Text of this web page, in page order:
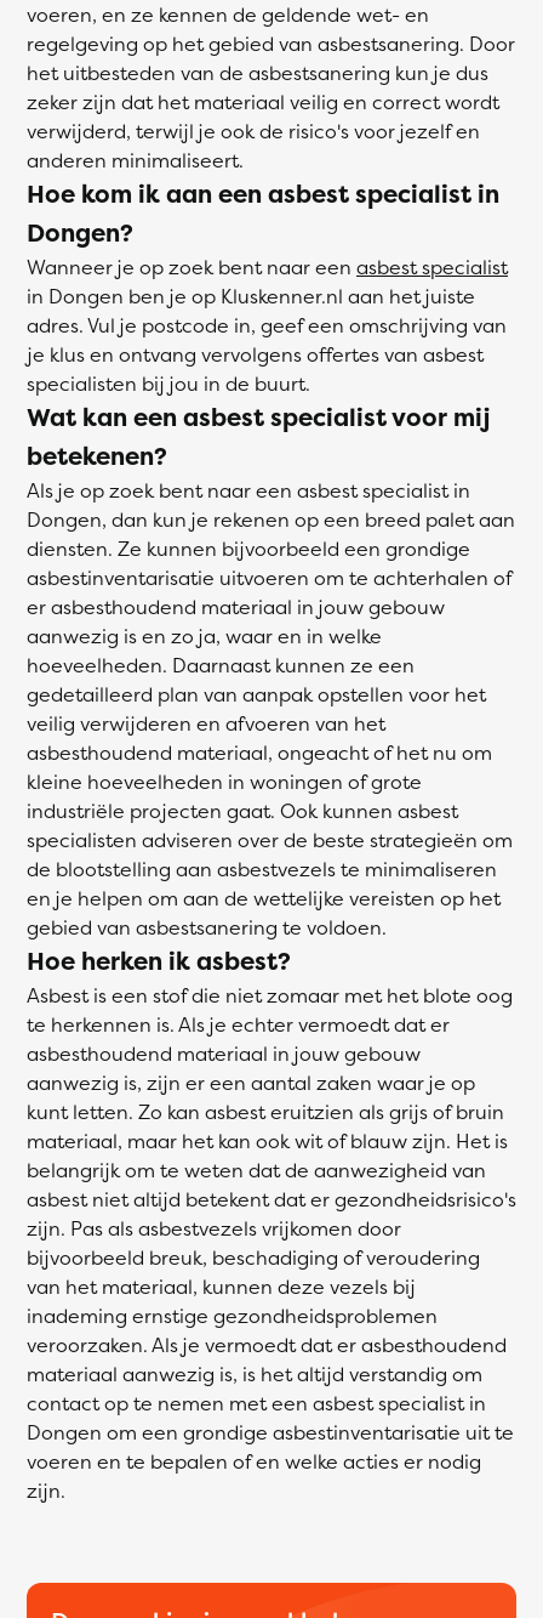
voeren, en ze kennen de geldende wet- en
regelgeving op het gebied van asbestsanering. Door
het uitbesteden van de asbestsanering kun je dus
zeker zijn dat het materiaal veilig en correct wordt
verwijderd, terwijl je ook de risico's voor jezelf en
anderen minimaliseert.
Hoe kom ik aan een asbest specialist in
Dongen?
Wanneer je op zoek bent naar een asbest specialist
in Dongen ben je op Kluskenner.nl aan het juiste
adres. Vul je postcode in, geef een omschrijving van
je klus en ontvang vervolgens offertes van asbest
specialisten bij jou in de buurt.
Wat kan een asbest specialist voor mij
betekenen?
Als je op zoek bent naar een asbest specialist in
Dongen, dan kun je rekenen op een breed palet aan
diensten. Ze kunnen bijvoorbeeld een grondige
asbestinventarisatie uitvoeren om te achterhalen of
er asbesthoudend materiaal in jouw gebouw
aanwezig is en zo ja, waar en in welke
hoeveelheden. Daarnaast kunnen ze een
gedetailleerd plan van aanpak opstellen voor het
veilig verwijderen en afvoeren van het
asbesthoudend materiaal, ongeacht of het nu om
kleine hoeveelheden in woningen of grote
industriële projecten gaat. Ook kunnen asbest
specialisten adviseren over de beste strategieën om
de blootstelling aan asbestvezels te minimaliseren
en je helpen om aan de wettelijke vereisten op het
gebied van asbestsanering te voldoen.
Hoe herken ik asbest?
Asbest is een stof die niet zomaar met het blote oog
te herkennen is. Als je echter vermoedt dat er
asbesthoudend materiaal in jouw gebouw
aanwezig is, zijn er een aantal zaken waar je op
kunt letten. Zo kan asbest eruitzien als grijs of bruin
materiaal, maar het kan ook wit of blauw zijn. Het is
belangrijk om te weten dat de aanwezigheid van
asbest niet altijd betekent dat er gezondheidsrisico's
zijn. Pas als asbestvezels vrijkomen door
bijvoorbeeld breuk, beschadiging of veroudering
van het materiaal, kunnen deze vezels bij
inademing ernstige gezondheidsproblemen
veroorzaken. Als je vermoedt dat er asbesthoudend
materiaal aanwezig is, is het altijd verstandig om
contact op te nemen met een asbest specialist in
Dongen om een grondige asbestinventarisatie uit te
voeren en te bepalen of en welke acties er nodig
zijn.